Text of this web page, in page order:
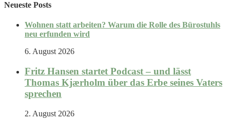
Neueste Posts
Wohnen statt arbeiten? Warum die Rolle des Bürostuhls
neu erfunden wird
6. August 2026
Fritz Hansen startet Podcast – und lässt
Thomas Kjærholm über das Erbe seines Vaters
sprechen
2. August 2026